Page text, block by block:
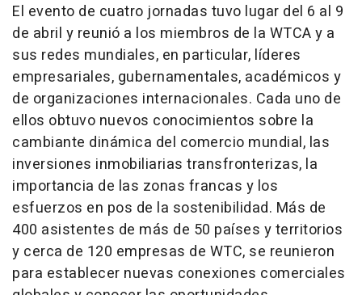
El evento de cuatro jornadas tuvo lugar del 6 al 9
de abril y reunió a los miembros de la WTCA y a
sus redes mundiales, en particular, líderes
empresariales, gubernamentales, académicos y
de organizaciones internacionales. Cada uno de
ellos obtuvo nuevos conocimientos sobre la
cambiante dinámica del comercio mundial, las
inversiones inmobiliarias transfronterizas, la
importancia de las zonas francas y los
esfuerzos en pos de la sostenibilidad. Más de
400 asistentes de más de 50 países y territorios
y cerca de 120 empresas de WTC, se reunieron
para establecer nuevas conexiones comerciales